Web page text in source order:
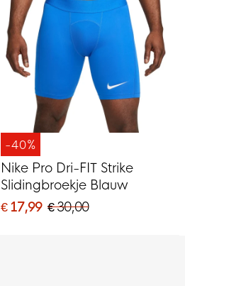
-40%
Nike Pro Dri-FIT Strike
Slidingbroekje Blauw
€ 17,99 € 30,00